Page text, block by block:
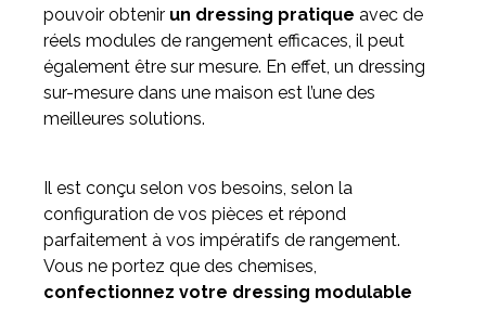
pouvoir obtenir un dressing pratique avec de
réels modules de rangement efficaces, il peut
également être sur mesure. En effet, un dressing
sur-mesure dans une maison est l’une des
meilleures solutions.
Il est conçu selon vos besoins, selon la
configuration de vos pièces et répond
parfaitement à vos impératifs de rangement.
Vous ne portez que des chemises,
confectionnez votre dressing modulable